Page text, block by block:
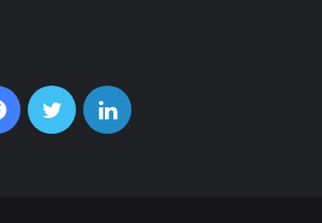
Facebook
TwitterLinkedin